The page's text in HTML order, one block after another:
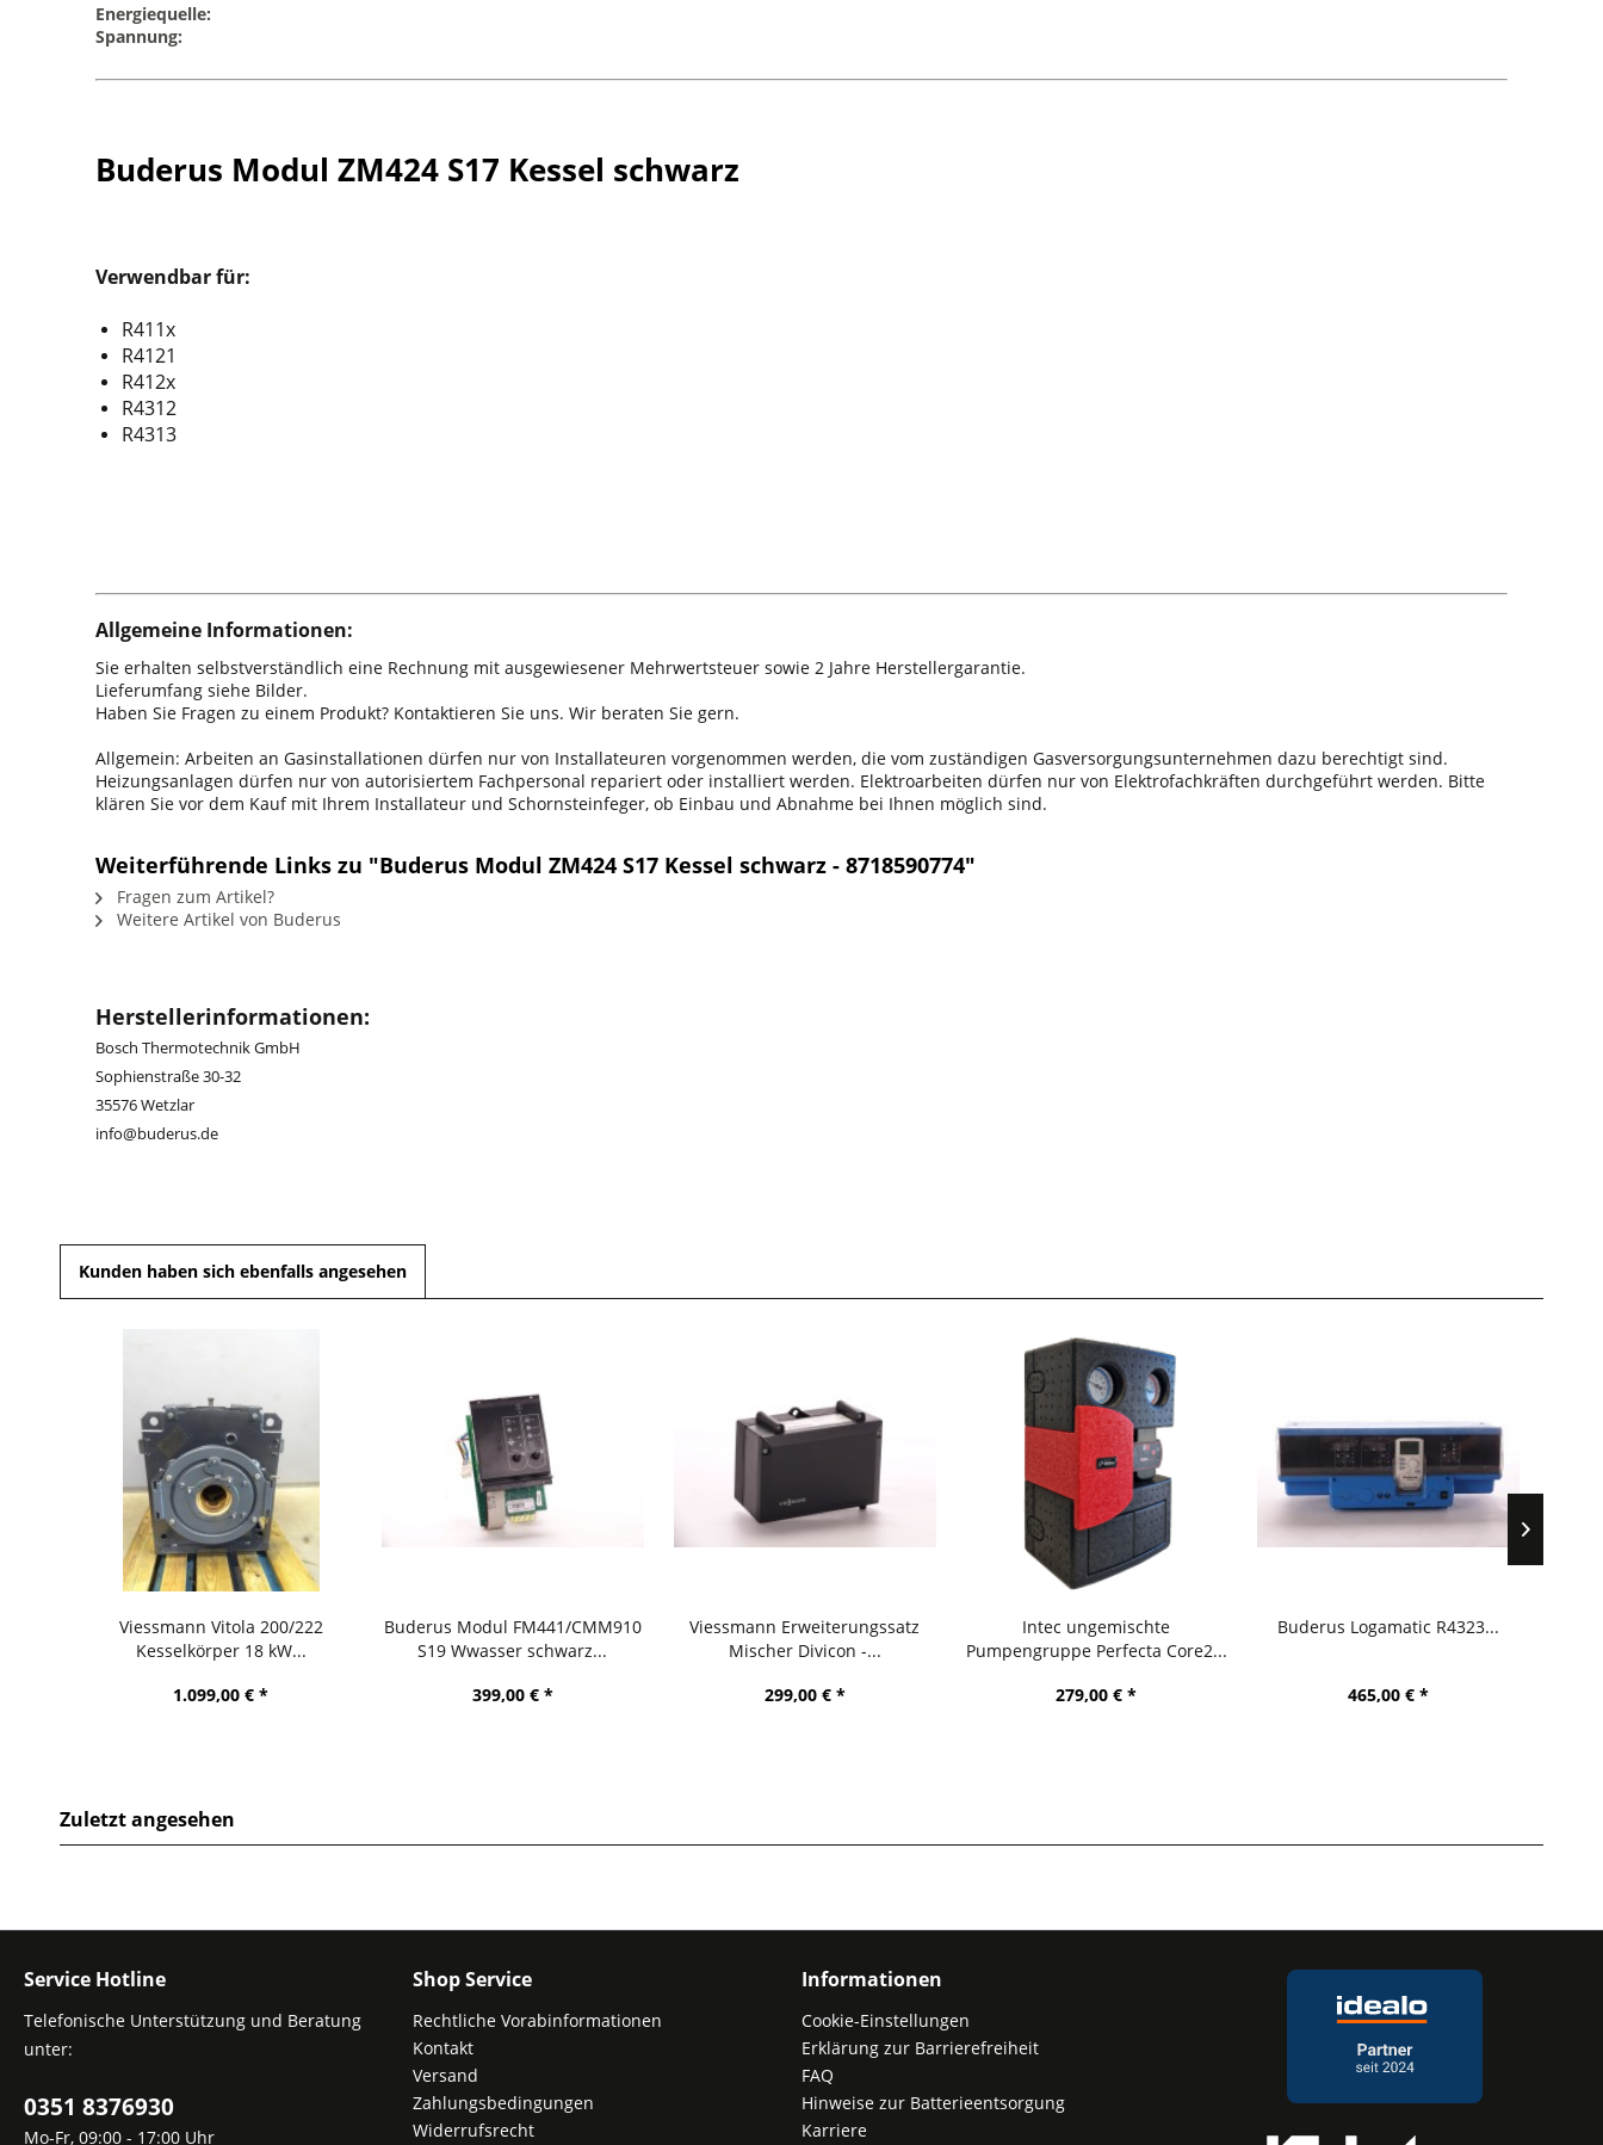
Energiequelle:
Spannung:
Buderus Modul ZM424 S17 Kessel schwarz
Verwendbar für:
R411x
R4121
R412x
R4312
R4313
Allgemeine Informationen:
Sie erhalten selbstverständlich eine Rechnung mit ausgewiesener Mehrwertsteuer sowie 2 Jahre Herstellergarantie.
Lieferumfang siehe Bilder.
Haben Sie Fragen zu einem Produkt? Kontaktieren Sie uns. Wir beraten Sie gern.
Allgemein: Arbeiten an Gasinstallationen dürfen nur von Installateuren vorgenommen werden, die vom zuständigen Gasversorgungsunternehmen dazu berechtigt sind.
Heizungsanlagen dürfen nur von autorisiertem Fachpersonal repariert oder installiert werden. Elektroarbeiten dürfen nur von Elektrofachkräften durchgeführt werden. Bitte
klären Sie vor dem Kauf mit Ihrem Installateur und Schornsteinfeger, ob Einbau und Abnahme bei Ihnen möglich sind.
Weiterführende Links zu "Buderus Modul ZM424 S17 Kessel schwarz - 8718590774"
Fragen zum Artikel?
Weitere Artikel von Buderus
Herstellerinformationen:
Bosch Thermotechnik GmbH
Sophienstraße 30-32
35576 Wetzlar
info@buderus.de
Kunden haben sich ebenfalls angesehen
Viessmann Vitola 200/222
Kesselkörper 18 kW...
1.099,00 € *
Buderus Modul FM441/CMM910
S19 Wwasser schwarz...
399,00 € *
Viessmann Erweiterungssatz
Mischer Divicon -...
299,00 € *
Intec ungemischte
Pumpengruppe Perfecta Core2...
279,00 € *
Buderus Logamatic R4323...
465,00 € *
Zuletzt angesehen
Service Hotline
Telefonische Unterstützung und Beratung
unter:
0351 8376930
Mo-Fr, 09:00 - 17:00 Uhr
Shop Service
Rechtliche Vorabinformationen
Kontakt
Versand
Zahlungsbedingungen
Widerrufsrecht
Informationen
Cookie-Einstellungen
Erklärung zur Barrierefreiheit
FAQ
Hinweise zur Batterieentsorgung
Karriere